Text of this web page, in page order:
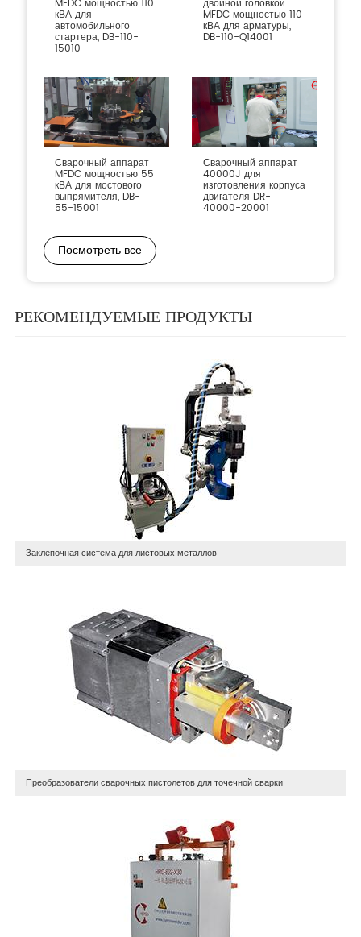
MFDC мощностью 110
кВА для
автомобильного
стартера, DB-110-
15010
двойной головкой
MFDC мощностью 110
кВА для арматуры,
DB-110-Q14001
Сварочный аппарат
MFDC мощностью 55
кВА для мостового
выпрямителя, DB-
55-15001
Сварочный аппарат
40000J для
изготовления корпуса
двигателя DR-
40000-20001
Посмотреть все
РЕКОМЕНДУЕМЫЕ ПРОДУКТЫ
Заклепочная система для листовых металлов
Преобразователи сварочных пистолетов для точечной сварки